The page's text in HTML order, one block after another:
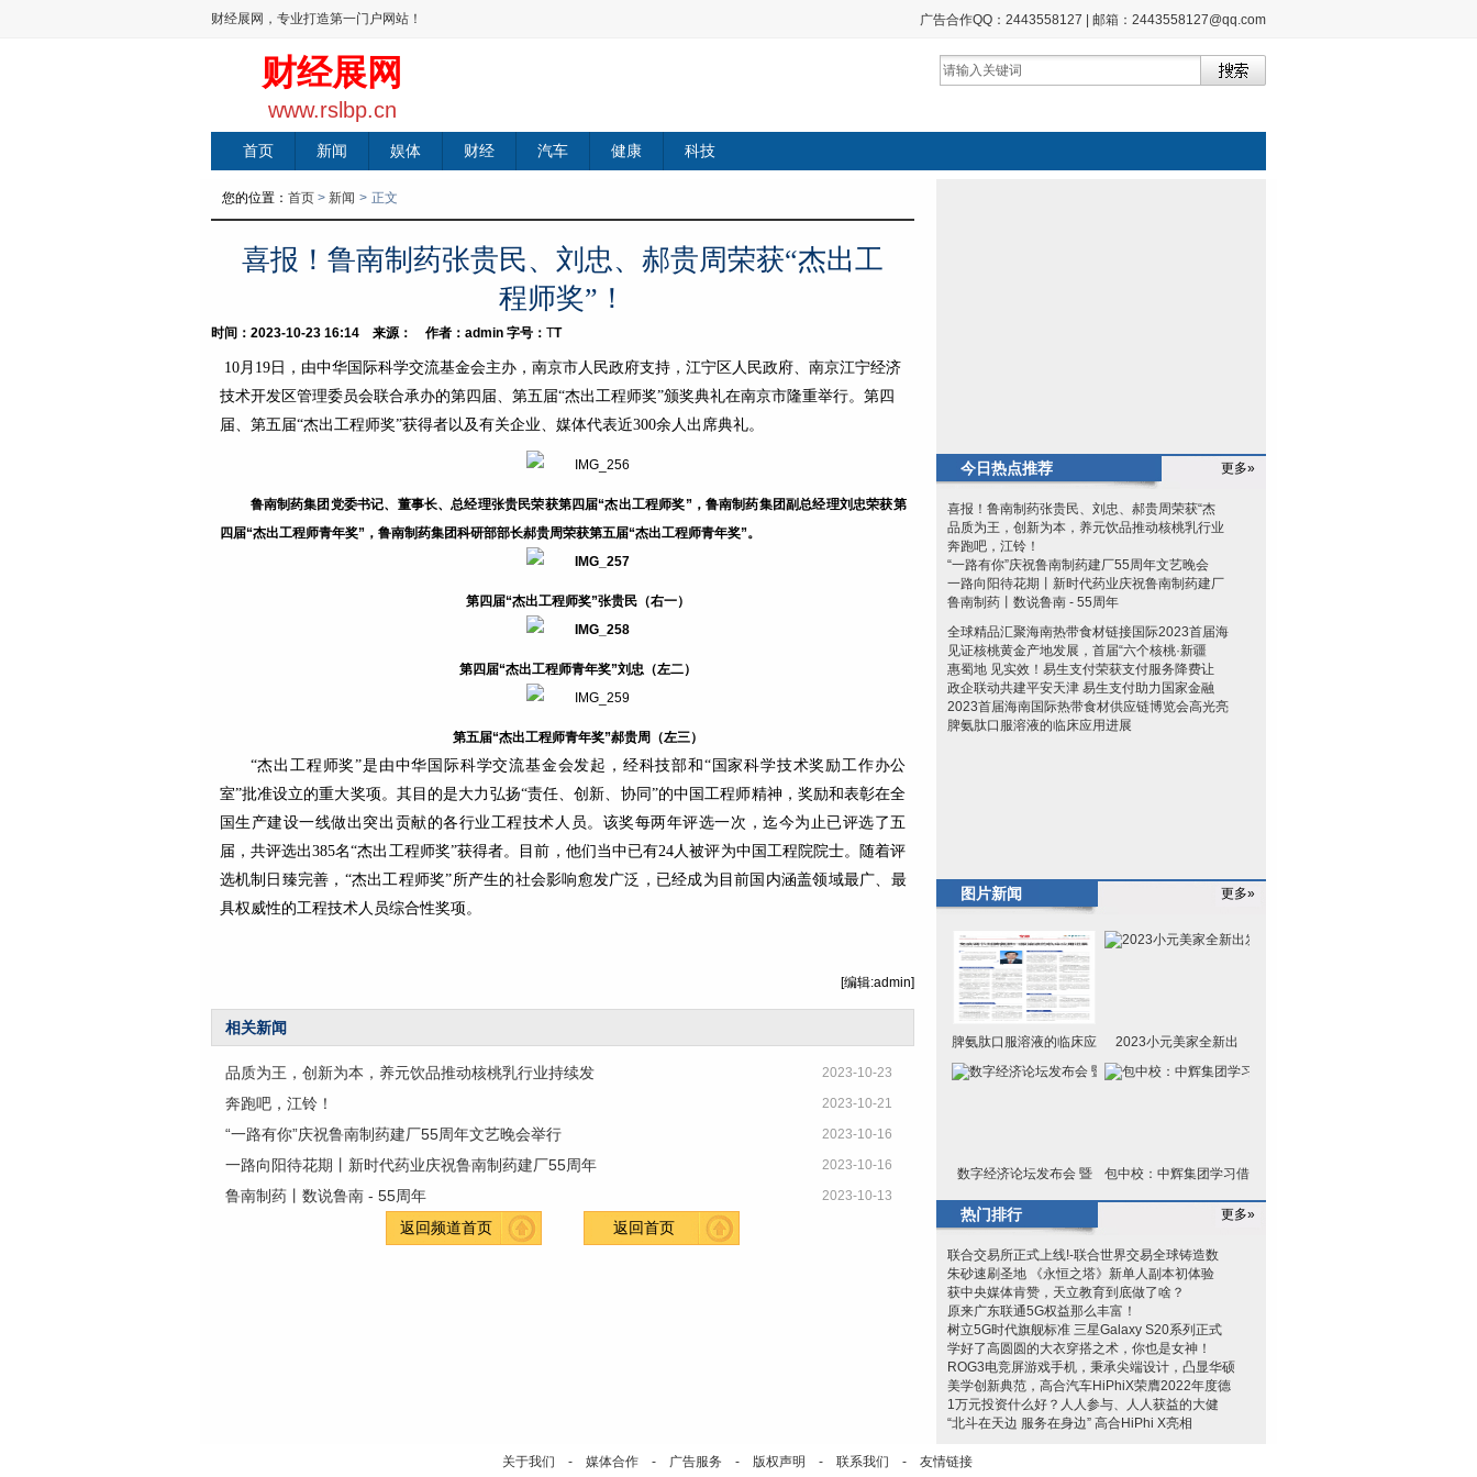
财经展网，专业打造第一门户网站！ 广告合作QQ：2443558127 | 邮箱：2443558127@qq.com
财经展网
www.rslbp.cn
首页 新闻 娱体 财经 汽车 健康 科技
您的位置： 首页 > 新闻 > 正文
喜报！鲁南制药张贵民、刘忠、郝贵周荣获“杰出工
程师奖”！
时间：2023-10-23 16:14 来源： 作者：admin 字号： TT
10月19日，由中华国际科学交流基金会主办，南京市人民政府支持，江宁区人民政府、南京江宁经济
技术开发区管理委员会联合承办的第四届、第五届“杰出工程师奖”颁奖典礼在南京市隆重举行。第四
届、第五届“杰出工程师奖”获得者以及有关企业、媒体代表近300余人出席典礼。
鲁南制药集团党委书记、董事长、总经理张贵民荣获第四届“杰出工程师奖”，鲁南制药集团副总经理刘忠荣获第
四届“杰出工程师青年奖”，鲁南制药集团科研部部长郝贵周荣获第五届“杰出工程师青年奖”。
第四届“杰出工程师奖”张贵民（右一）
第四届“杰出工程师青年奖”刘忠（左二）
第五届“杰出工程师青年奖”郝贵周（左三）
“杰出工程师奖”是由中华国际科学交流基金会发起，经科技部和“国家科学技术奖励工作办公
室”批准设立的重大奖项。其目的是大力弘扬“责任、创新、协同”的中国工程师精神，奖励和表彰在全
国生产建设一线做出突出贡献的各行业工程技术人员。该奖每两年评选一次，迄今为止已评选了五
届，共评选出385名“杰出工程师奖”获得者。目前，他们当中已有24人被评为中国工程院院士。随着评
选机制日臻完善，“杰出工程师奖”所产生的社会影响愈发广泛，已经成为目前国内涵盖领域最广、最
具权威性的工程技术人员综合性奖项。
[编辑:admin]
相关新闻
品质为王，创新为本，养元饮品推动核桃乳行业持续发 2023-10-23
奔跑吧，江铃！ 2023-10-21
“一路有你”庆祝鲁南制药建厂55周年文艺晚会举行 2023-10-16
一路向阳待花期丨新时代药业庆祝鲁南制药建厂55周年 2023-10-16
鲁南制药丨数说鲁南 - 55周年 2023-10-13
返回频道首页 返回首页
今日热点推荐 更多»
喜报！鲁南制药张贵民、刘忠、郝贵周荣获“杰
品质为王，创新为本，养元饮品推动核桃乳行业
奔跑吧，江铃！
“一路有你”庆祝鲁南制药建厂55周年文艺晚会
一路向阳待花期丨新时代药业庆祝鲁南制药建厂
鲁南制药丨数说鲁南 - 55周年
全球精品汇聚海南热带食材链接国际2023首届海
见证核桃黄金产地发展，首届“六个核桃·新疆
惠蜀地 见实效！易生支付荣获支付服务降费让
政企联动共建平安天津 易生支付助力国家金融
2023首届海南国际热带食材供应链博览会高光亮
脾氨肽口服溶液的临床应用进展
图片新闻 更多»
脾氨肽口服溶液的临床应
用进展
2023小元美家全新出
发，全力实
数字经济论坛发布会 暨
包中校：中辉集团学习借
热门排行 更多»
联合交易所正式上线!-联合世界交易全球铸造数
朱砂速刷圣地 《永恒之塔》新单人副本初体验
获中央媒体肯赞，天立教育到底做了啥？
原来广东联通5G权益那么丰富！
树立5G时代旗舰标准 三星Galaxy S20系列正式
学好了高圆圆的大衣穿搭之术，你也是女神！
ROG3电竞屏游戏手机，秉承尖端设计，凸显华硕
美学创新典范，高合汽车HiPhiX荣膺2022年度德
1万元投资什么好？人人参与、人人获益的大健
“北斗在天边 服务在身边” 高合HiPhi X亮相
关于我们 - 媒体合作 - 广告服务 - 版权声明 - 联系我们 - 友情链接